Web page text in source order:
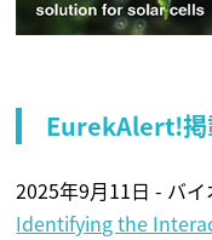
EurekAlert!掲
2025年9月11日 - バ
Identifying the